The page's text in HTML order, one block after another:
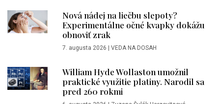
Nová nádej na liečbu slepoty?
Experimentálne očné kvapky dokážu
obnoviť zrak
7. augusta 2026 VEDA NA DOSAH
William Hyde Wollaston umožnil
praktické využitie platiny. Narodil sa
pred 260 rokmi